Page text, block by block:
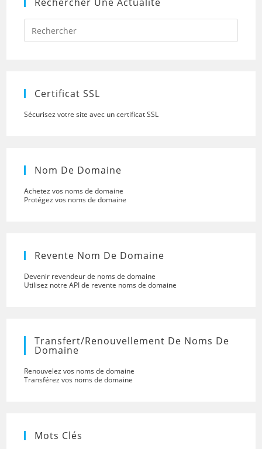
Press
to
Certificat SSL
Sécurisez votre site avec un certificat SSL
Nom De Domaine
Achetez vos noms de domaine
Protégez vos noms de domaine
Revente Nom De Domaine
Devenir revendeur de noms de domaine
Utilisez notre API de revente noms de domaine
Transfert/renouvellement De Noms De
Domaine
Renouvelez vos noms de domaine
Transférez vos noms de domaine
Mots Clés